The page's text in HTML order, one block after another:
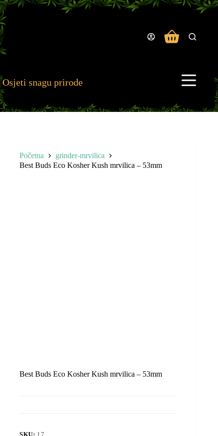
Preskoči
na
sadržaj
Osjeti snagu prirode
Košarica
Početna
grinder-mrvilica
Best Buds Eco Kosher Kush mrvilica – 53mm
Best Buds Eco Kosher Kush mrvilica – 53mm
SKU: 17